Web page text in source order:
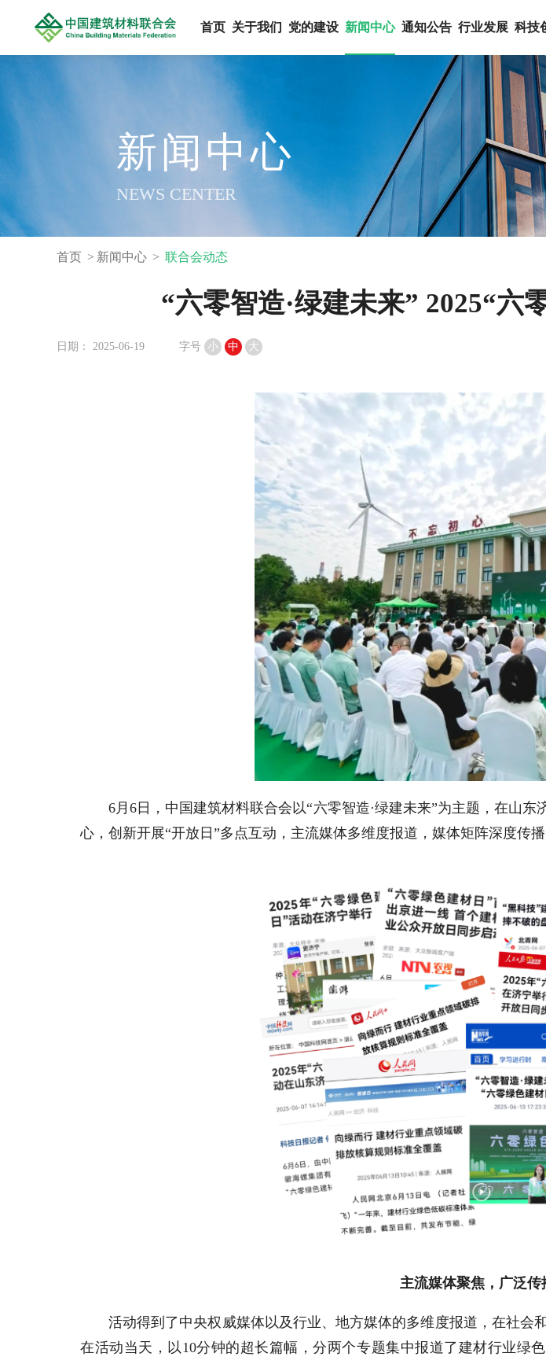
首页 关于我们 党的建设 新闻中心 通知公告 行业发展 科技
新闻中心
NEWS CENTER
首页 新闻中心 联合会动态
“六零智造·绿建未来” 2025“六
日期： 2025-06-19 字号 小 中 大
6月6日，中国建筑材料联合会以“六零智造·绿建未来”为主题，在山
心，创新开展“开放日”多点互动，主流媒体多维度报道，媒体矩阵深度传
主流媒体聚焦，广泛
活动得到了中央权威媒体以及行业、地方媒体的多维度报道，在社
在活动当天，以10分钟的超长篇幅，分两个专题集中报道了建材行业绿